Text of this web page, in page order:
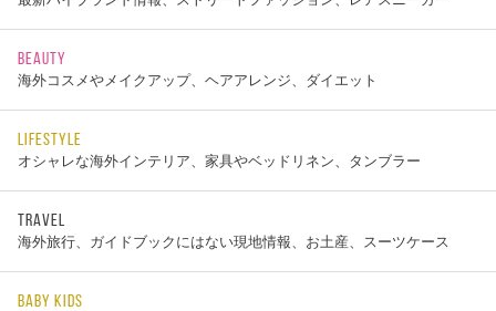
BEAUTY
海外コスメやメイクアップ、ヘアアレンジ、ダイエット
LIFESTYLE
オシャレな海外インテリア、家具やベッドリネン、タンブラー
TRAVEL
海外旅行、ガイドブックにはない現地情報、お土産、スーツケース
BABY KIDS